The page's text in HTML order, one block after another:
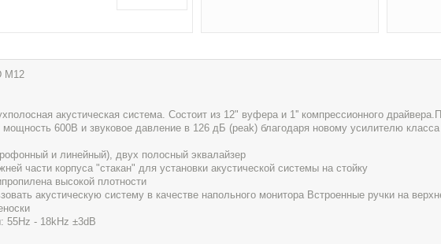
акустическая система. Состоит из 12" вуфера и 1'' компрессионного
мощность 600В и звуковое давление в 126 дБ (peak) благодаря новому усилителю класса
и линейный), двух полосный эквалайзер
части корпуса "стакан" для установки акустической системы на стойку
высокой плотности
акустическую систему в качестве напольного монитора Встроенные ручки на
55Hz - 18kHz ±3dB